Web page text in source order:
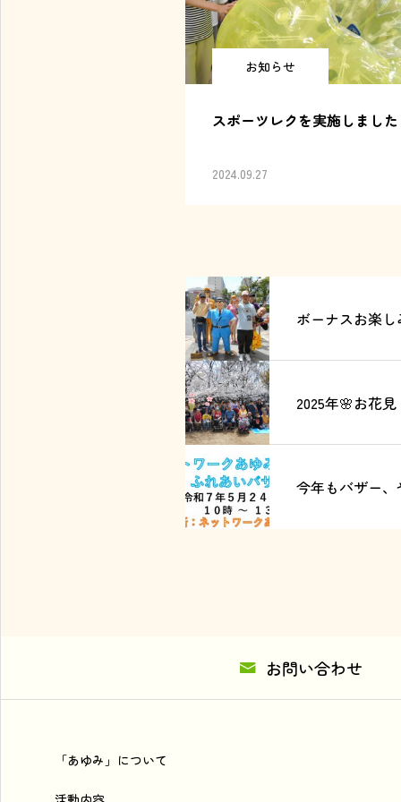
お知らせ
スポーツレクを実施しまし
2024.09.27
ボーナスお楽
2025年🌸お花見
今年もバザー
お問い合わせ
「あゆみ」について